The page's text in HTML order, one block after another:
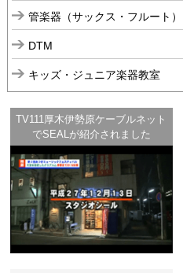
管楽器（サックス・フルート）
DTM
キッズ・ジュニア楽器教室
TV111厚木伊勢原ケーブルネット
でSEALが紹介されました